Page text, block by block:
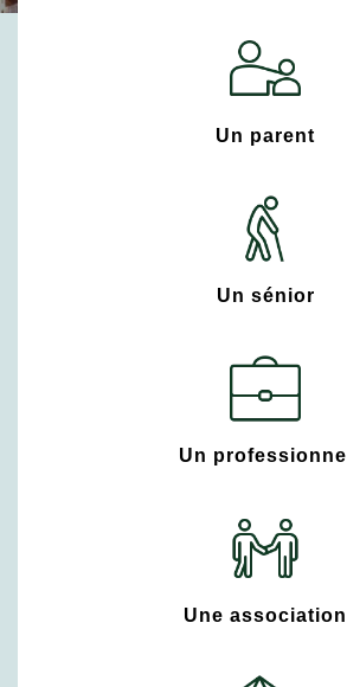
Un parent
Un sénior
Un professionnel
Une association